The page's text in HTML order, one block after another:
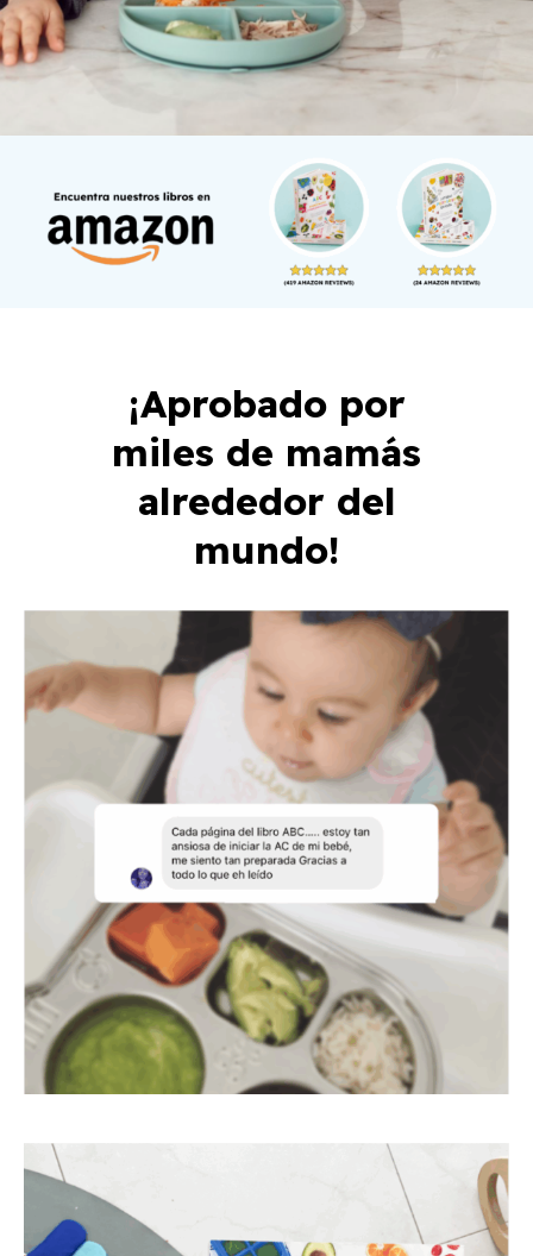
¡Aprobado por
miles de mamás
alrededor del
mundo!